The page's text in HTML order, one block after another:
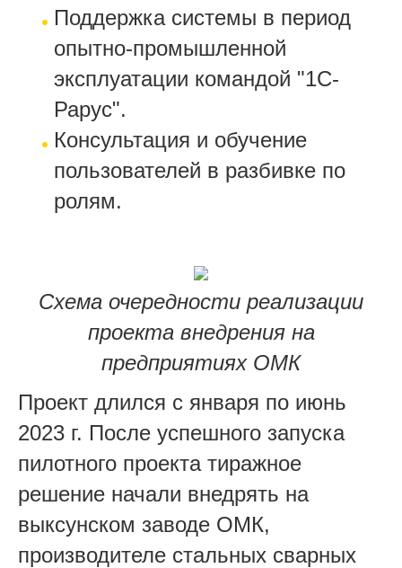
Поддержка системы в период
опытно-промышленной
эксплуатации командой "1С-
Рарус".
Консультация и обучение
пользователей в разбивке по
ролям.
Схема очередности реализации
проекта внедрения на
предприятиях ОМК
Проект длился с января по июнь
2023 г. После успешного запуска
пилотного проекта тиражное
решение начали внедрять на
выксунском заводе ОМК,
производителе стальных сварных